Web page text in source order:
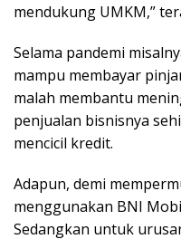
mendukung UMKM,”
Selama pandemi
mampu membayar
malah membantu
penjualan bisnisnya
mencicil kredit.
Adapun, demi
menggunakan BNI
Sedangkan untuk